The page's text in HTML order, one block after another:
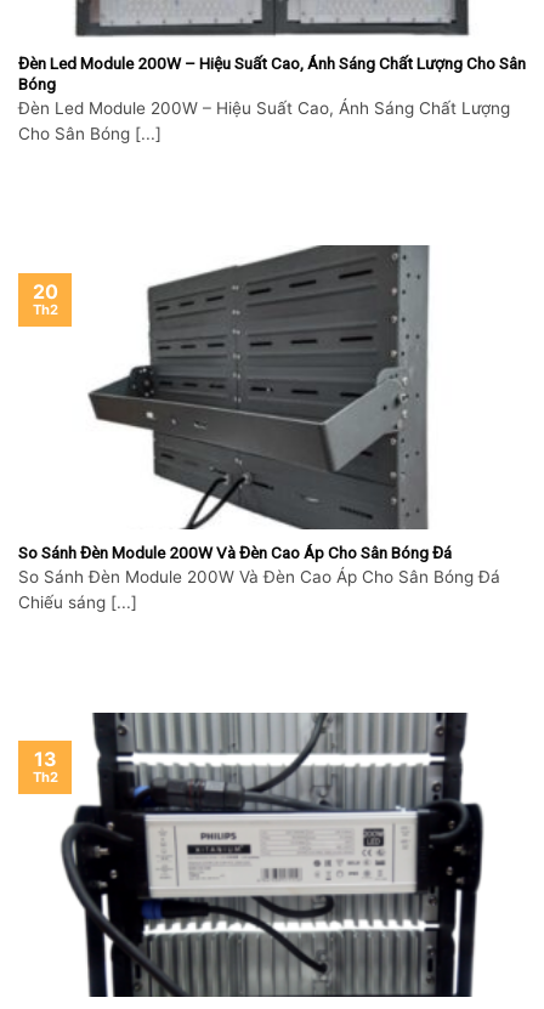
Đèn Led Module 200W – Hiệu Suất Cao, Ánh Sáng Chất Lượng Cho Sân
Bóng
Đèn Led Module 200W – Hiệu Suất Cao, Ánh Sáng Chất Lượng
Cho Sân Bóng [...]
So Sánh Đèn Module 200W Và Đèn Cao Áp Cho Sân Bóng Đá
So Sánh Đèn Module 200W Và Đèn Cao Áp Cho Sân Bóng Đá
Chiếu sáng [...]
20
Th2
13
Th2